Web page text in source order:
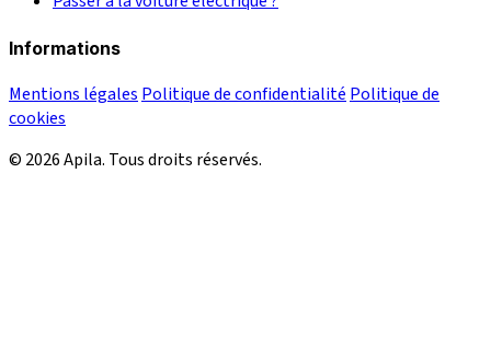
Informations
Mentions légales Politique de confidentialité Politique de
cookies
© 2026 Apila. Tous droits réservés.